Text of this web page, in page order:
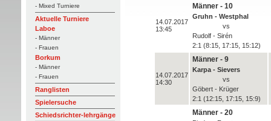
- Mixed Turniere
Aktuelle Turniere
Laboe
- Männer
- Frauen
Borkum
- Männer
- Frauen
Ranglisten
Spielersuche
Schiedsrichter-lehrgänge
14.07.2017
13:45
Männer - 10
Gruhn - Westphal
vs
Rudolf - Sirén
2:1 (8:15, 17:15, 15:12)
14.07.2017
14:30
Männer - 9
Karpa - Sievers
vs
Göbert - Krüger
2:1 (12:15, 17:15, 15:9)
Männer - 20